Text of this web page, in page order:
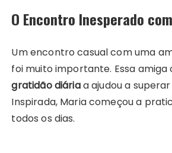
O Encontro Inesperado
Um encontro casual com uma
foi muito importante. Essa
gratidão diáriaa ajudou a superar
Inspirada, Maria começou a
todos os dias.